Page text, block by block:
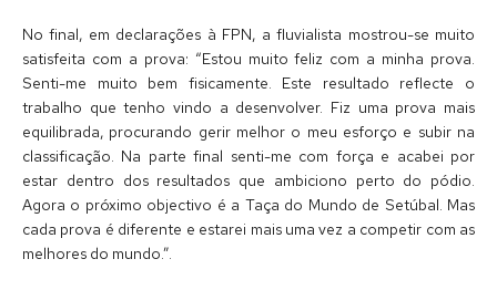
No final, em declarações à FPN, a fluvialista mostrou-se muito
satisfeita com a prova: “Estou muito feliz com a minha prova.
Senti-me muito bem fisicamente. Este resultado reflecte o
trabalho que tenho vindo a desenvolver. Fiz uma prova mais
equilibrada, procurando gerir melhor o meu esforço e subir na
classificação. Na parte final senti-me com força e acabei por
estar dentro dos resultados que ambiciono perto do pódio.
Agora o próximo objectivo é a Taça do Mundo de Setúbal. Mas
cada prova é diferente e estarei mais uma vez a competir com as
melhores do mundo.”.